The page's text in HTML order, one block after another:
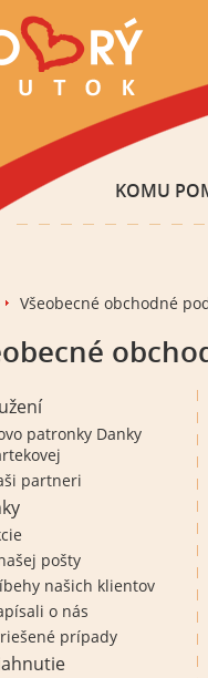
KOMU
Všeobecné obchodné
patronky Danky
partneri
pošty
našich klientov
o nás
prípady